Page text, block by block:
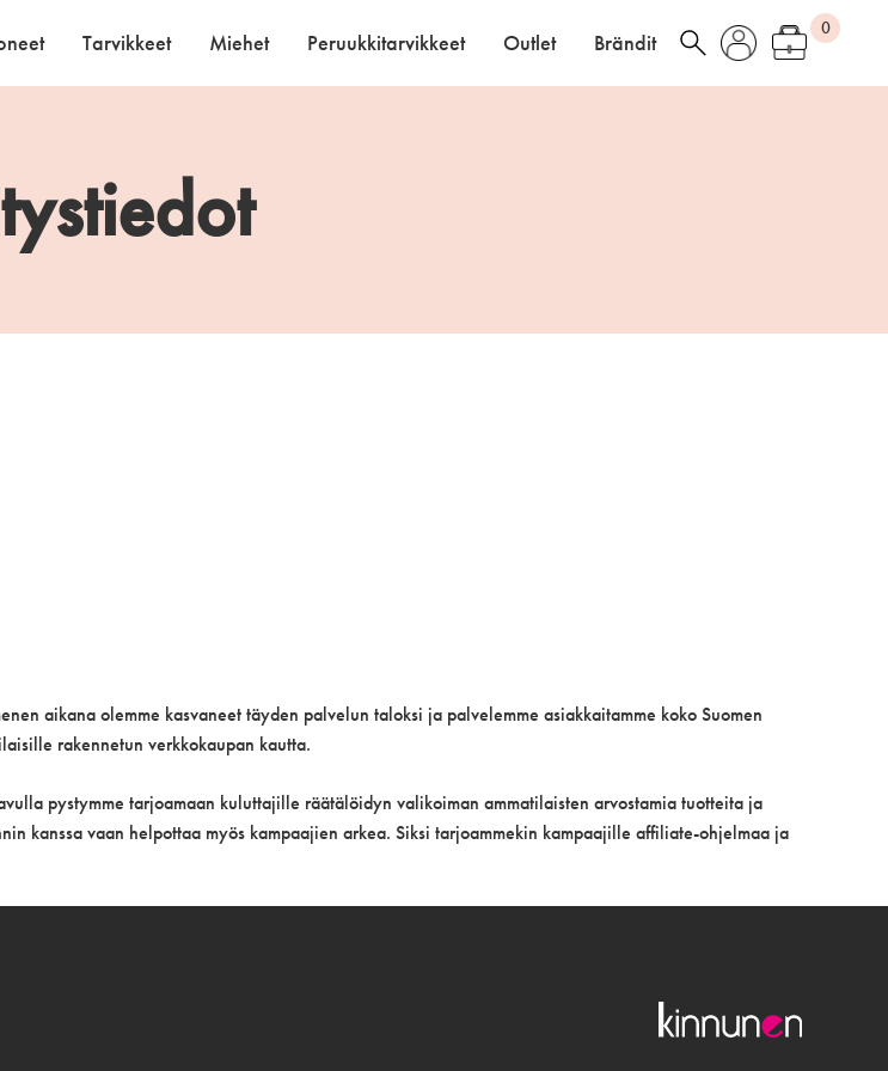
Tarvikkeet Miehet Peruukkitarvikkeet Outlet Brändit
0
aikana olemme kasvaneet täyden palvelun taloksi ja palvelemme asiakkaitamme koko Suomen
rakennetun verkkokaupan kautta.
pystymme tarjoamaan kuluttajille räätälöidyn valikoiman ammatilaisten arvostamia tuotteita ja
kanssa vaan helpottaa myös kampaajien arkea. Siksi tarjoammekin kampaajille affiliate-ohjelmaa ja